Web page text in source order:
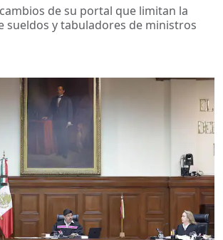
de su portal que limitan la
sueldos y tabuladores de ministros